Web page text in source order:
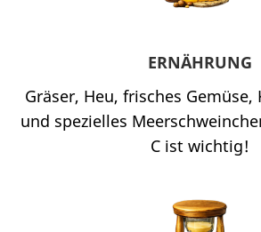
ERNÄHRUNG
Gräser, Heu, frisches
und spezielles
C ist wichtig!